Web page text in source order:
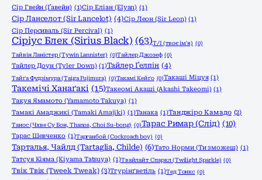
Сір Гвейн (Ґавейн) (1)Сір Еліан (Elyan) (1)
Сір Ланселот (Sir Lancelot) (4)Сір Леон (Sir Leon) (1)
Сір Персиваль (Sir Percival) (1)
Сіріус Блек (Sirius Black) (63)Т/І (твоє ім'я) (0)
Тайвін Ланістер (Tywin Lannister) (0)Тайлер Джозеф (0)
Тайлер Доун (Tyler Down) (1)Тайлер Ґелпін (4)
Тайґа Фудзімура (Taiga Fujimura) (0)Такамі Кейґо (0)Такаші Міцуя (1)
Такемічі Ханаґакі (15)Такеомі Акаші (Akashi Takeomi) (1)
Такуя Ямамото (Yamamoto Takuya) (1)
Тамакі Амаджикі (Tamaki Amajiki) (1)Танака (1)Танджіро Камадо (2)
Танос (Чхве Су Бон, Thanos, Choi Su-bong) (0)Тарас Римар (Слід) (10)
Тарас Шевченко (1)Тарганбой (Cockroach boy) (0)
Тарталья, Чайлд (Tartaglia, Childe) (6)Тато Норми (Ти зможеш) (1)
Татсуя Кіяма (Kiyama Tatsuya) (1)Твайлайт Спаркл (Twilight Sparkle) (0)
Твік Твік (Tweek Tweak) (3)Тгурінґветіль (1)Тед Тонкс (0)